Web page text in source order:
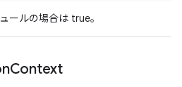
ールの場合は true。
Context